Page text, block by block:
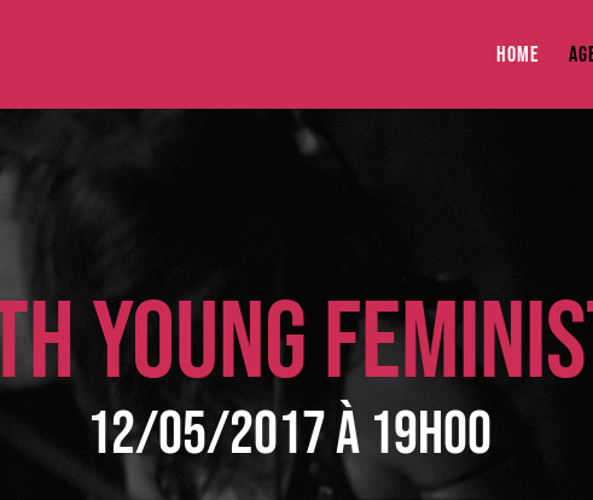
HOME
YOUNG
12/05/2017 à 19h00